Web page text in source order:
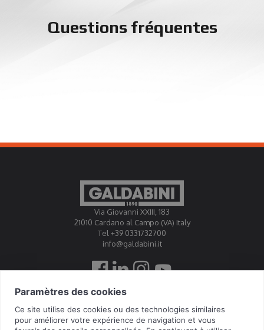
Questions fréquentes
Via Giovanni XXIII, 183
21010 Cardano al Campo (VA) Italy
Tel +39 0331732700
info@galdabini.it
Galdabini est accrédité Official Calibration Centre EA, IAF,
ILAC